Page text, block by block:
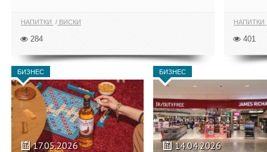
НАПИТКИ ВИСКИ
284
НАПИТКИ
401
БИЗНЕС
17.05.2026
БИЗНЕС
14.04.2026